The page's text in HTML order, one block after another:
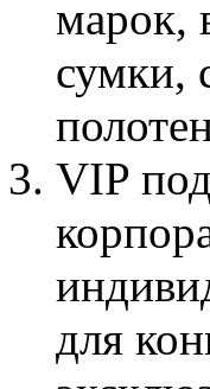
марок,
сумки,
VIP
для